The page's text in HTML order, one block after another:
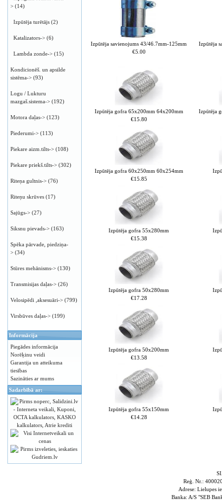
Izpūtēja savienojums 43/46.7mm-125mm
€5.00
Izpūtēja
Izpūtēja gofra 65x200mm 64x200mm
€15.80
Izpūtēja
Izpūtēja gofra 60x250mm 60x254mm
€15.85
Izpūtēja gofra 55x280mm
€15.38
Izpūtēja gofra 50x280mm
€17.28
Izpūtēja gofra 50x200mm
€13.58
Izpūtēja gofra 55x150mm
€14.28
> (14)
Izpūtēja turētājs (2)
Katalizators-> (6)
Lambda zonde-> (15)
Kondicionēš. un apsilde
sistēma-> (93)
Logu / Lukturu
mazgaš.sistema-> (192)
Motora daļas-> (123)
Piederumi-> (113)
Piekare aizm.tilts-> (108)
Piekare priekš.tilts-> (302)
Riteņa gultnis-> (76)
Riteņu skrūves (17)
Sajūgs-> (27)
Siksnu pievads-> (163)
Spēka pārvade, piedziņa-
> (34)
Stūres mehānisms-> (130)
Transmisijas daļas-> (26)
Velosipēdi ,aksesuāri-> (799)
Virsbūves daļas-> (199)
Informācija
Piegādes informācija
Norēķinu veidi
Garantija un atteikuma
tiesības
Sazināties ar mums
Sadarbībā ar:
Reģ. Nr.:
Adrese: Lielupes
Banka: A/S "SEB